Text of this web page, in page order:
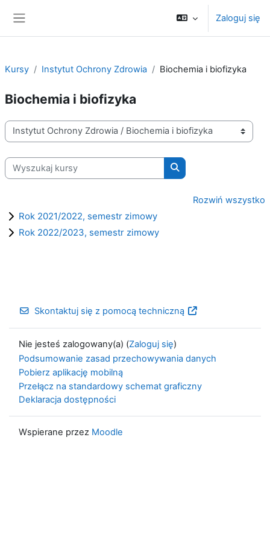
Zaloguj się
Kursy Instytut Ochrony Zdrowia Biochemia i biofizyka
Biochemia i biofizyka
Kategorie kursów
Wyszukaj kursy
Wyszukaj kursy
Rozwiń wszystko
Rok 2021/2022, semestr zimowy
Rok 2022/2023, semestr zimowy
Skontaktuj się z pomocą techniczną
Nie jesteś zalogowany(a) (Zaloguj się)
Podsumowanie zasad przechowywania danych
Pobierz aplikację mobilną
Przełącz na standardowy schemat graficzny
Deklaracja dostępności
Wspierane przez Moodle